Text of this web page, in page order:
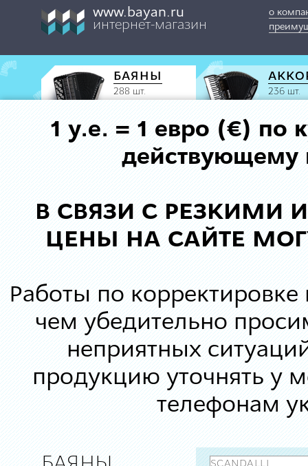
www.bayan.ru
интернет-магазин
о
БАЯНЫ
288 шт. 236 шт.
1 у.е. = 1 евро (€) по
действующему
В СВЯЗИ С РЕЗКИМИ
ЦЕНЫ НА САЙТЕ
Работы по корректировке
чем убедительно
неприятных
продукцию уточнять у
телефонам